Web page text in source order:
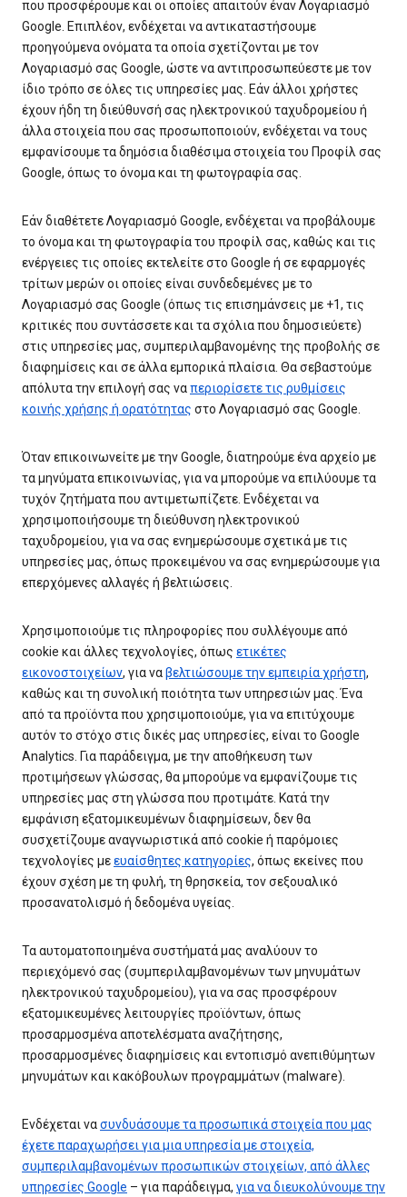
που προσφέρουμε και οι οποίες απαιτούν έναν Λογαριασμό
Google. Επιπλέον, ενδέχεται να αντικαταστήσουμε
προηγούμενα ονόματα τα οποία σχετίζονται με τον
Λογαριασμό σας Google, ώστε να αντιπροσωπεύεστε με τον
ίδιο τρόπο σε όλες τις υπηρεσίες μας. Εάν άλλοι χρήστες
έχουν ήδη τη διεύθυνσή σας ηλεκτρονικού ταχυδρομείου ή
άλλα στοιχεία που σας προσωποποιούν, ενδέχεται να τους
εμφανίσουμε τα δημόσια διαθέσιμα στοιχεία του Προφίλ σας
Google, όπως το όνομα και τη φωτογραφία σας.
Εάν διαθέτετε Λογαριασμό Google, ενδέχεται να προβάλουμε
το όνομα και τη φωτογραφία του προφίλ σας, καθώς και τις
ενέργειες τις οποίες εκτελείτε στο Google ή σε εφαρμογές
τρίτων μερών οι οποίες είναι συνδεδεμένες με το
Λογαριασμό σας Google (όπως τις επισημάνσεις με +1, τις
κριτικές που συντάσσετε και τα σχόλια που δημοσιεύετε)
στις υπηρεσίες μας, συμπεριλαμβανομένης της προβολής σε
διαφημίσεις και σε άλλα εμπορικά πλαίσια. Θα σεβαστούμε
απόλυτα την επιλογή σας ναπεριορίσετε τις ρυθμίσεις
κοινής χρήσης ή ορατότητας στο Λογαριασμό σας Google.
Όταν επικοινωνείτε με την Google, διατηρούμε ένα αρχείο με
τα μηνύματα επικοινωνίας, για να μπορούμε να επιλύουμε τα
τυχόν ζητήματα που αντιμετωπίζετε. Ενδέχεται να
χρησιμοποιήσουμε τη διεύθυνση ηλεκτρονικού
ταχυδρομείου, για να σας ενημερώσουμε σχετικά με τις
υπηρεσίες μας, όπως προκειμένου να σας ενημερώσουμε για
επερχόμενες αλλαγές ή βελτιώσεις.
Χρησιμοποιούμε τις πληροφορίες που συλλέγουμε από
cookie και άλλες τεχνολογίες, όπως ετικέτες
εικονοστοιχείων, για ναβελτιώσουμε την εμπειρία χρήστη,
καθώς και τη συνολική ποιότητα των υπηρεσιών μας. Ένα
από τα προϊόντα που χρησιμοποιούμε, για να επιτύχουμε
αυτόν το στόχο στις δικές μας υπηρεσίες, είναι το Google
Analytics. Για παράδειγμα, με την αποθήκευση των
προτιμήσεων γλώσσας, θα μπορούμε να εμφανίζουμε τις
υπηρεσίες μας στη γλώσσα που προτιμάτε. Κατά την
εμφάνιση εξατομικευμένων διαφημίσεων, δεν θα
συσχετίζουμε αναγνωριστικά από cookie ή παρόμοιες
τεχνολογίες μεευαίσθητες κατηγορίες, όπως εκείνες που
έχουν σχέση με τη φυλή, τη θρησκεία, τον σεξουαλικό
προσανατολισμό ή δεδομένα υγείας.
Τα αυτοματοποιημένα συστήματά μας αναλύουν το
περιεχόμενό σας (συμπεριλαμβανομένων των μηνυμάτων
ηλεκτρονικού ταχυδρομείου), για να σας προσφέρουν
εξατομικευμένες λειτουργίες προϊόντων, όπως
προσαρμοσμένα αποτελέσματα αναζήτησης,
προσαρμοσμένες διαφημίσεις και εντοπισμό ανεπιθύμητων
μηνυμάτων και κακόβουλων προγραμμάτων (malware).
Ενδέχεται νασυνδυάσουμε τα προσωπικά στοιχεία που μας
έχετε παραχωρήσει για μια υπηρεσία με στοιχεία,
συμπεριλαμβανομένων προσωπικών στοιχείων, από άλλες
υπηρεσίες Google – για παράδειγμα, για να διευκολύνουμε την